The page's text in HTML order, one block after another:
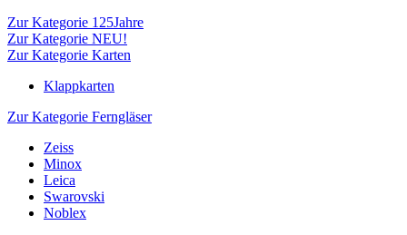
Zur Kategorie 125Jahre
Zur Kategorie NEU!
Zur Kategorie Karten
Klappkarten
Zur Kategorie Ferngläser
Zeiss
Minox
Leica
Swarovski
Noblex